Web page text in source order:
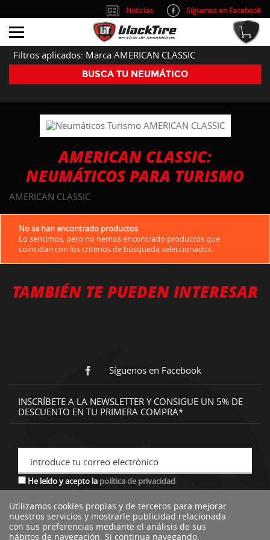
Filtros aplicados: Marca AMERICAN CLASSIC
BUSCA TU NEUMÁTICO
AMERICAN CLASSIC:
NEUMÁTICOS PARA TURISMO
AMERICAN CLASSIC
No se han encontrado productos
Lo sentimos, pero no hemos encontrado productos que
coincidan con los criterios de búsqueda seleccionados.
TAMBIÉN TE PUEDEN INTERESAR
Síguenos en Facebook
INSCRÍBETE A LA NEWSLETTER Y CONSIGUE UN 5% DE
DESCUENTO EN TU PRIMERA COMPRA*
introduce tu correo electrónico
He leído y acepto la política de privacidad
*descuento no acumulable a otras ofertas o promociones.
Utilizamos cookies propias y de terceros para mejorar
nuestros servicios y mostrarle publicidad relacionada
con sus preferencias mediante el análisis de sus
hábitos de navegación. Si continua navegando,
Noticias
Síguenos en Facebook
info@blacktire.es
914 353 309
Atención al cliente: L/V 9:00-14:00 y 15:00-19:00